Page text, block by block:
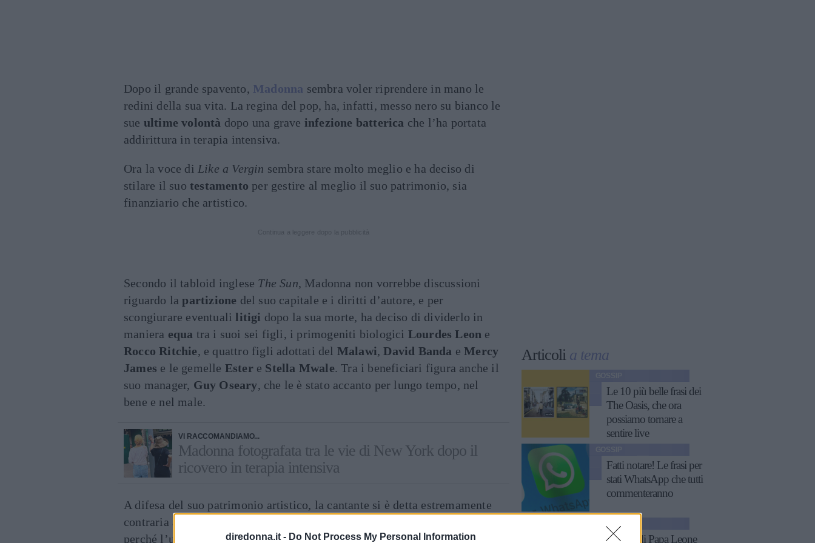
diredonna.it - Do Not Process My Personal Information
Dopo il grande spavento, Madonna sembra voler riprendere in mano le
redini della sua vita. La regina del pop, ha, infatti, messo nero su bianco le
sue ultime volontà dopo una grave infezione batterica che l’ha portata
addirittura in terapia intensiva.
Ora la voce di Like a Vergin sembra stare molto meglio e ha deciso di
stilare il suo testamento per gestire al meglio il suo patrimonio, sia
finanziario che artistico.
Secondo il tabloid inglese The Sun, Madonna non vorrebbe discussioni
riguardo lapartizione del suo capitale e i diritti d’autore, e per
scongiurare eventuali litigi dopo la sua morte, ha deciso di dividerlo in
maniera equa tra i suoi sei figli, i primogeniti biologici Lourdes Leon e
Rocco Ritchie, e quattro figli adottati del Malawi,David Banda eMercy
James e le gemelle Estere Stella Mwale. Tra i beneficiari figura anche il
suo manager, Guy Oseary, che le è stato accanto per lungo tempo, nel
bene e nel male.
VI RACCOMANDIAMO...
Madonna fotografata tra le vie di New York dopo il
ricovero in terapia intensiva
A difesa del suo patrimonio artistico, la cantante si è detta estremamente
contraria all’uso di
perché l’unica eccezione ben riuscita di un concerto “olografico”, sostiene
Articoli a tema
Le 10 più belle frasi dei
The Oasis, che ora
possiamo tornare a
sentire live
Fatti notare! Le frasi per
stati WhatsApp che tutti
commenteranno
11 frasi di Papa Leone